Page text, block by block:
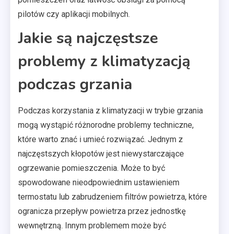
pilotów czy aplikacji mobilnych.
Jakie są najczęstsze
problemy z klimatyzacją
podczas grzania
Podczas korzystania z klimatyzacji w trybie grzania
mogą wystąpić różnorodne problemy techniczne,
które warto znać i umieć rozwiązać. Jednym z
najczęstszych kłopotów jest niewystarczające
ogrzewanie pomieszczenia. Może to być
spowodowane nieodpowiednim ustawieniem
termostatu lub zabrudzeniem filtrów powietrza, które
ogranicza przepływ powietrza przez jednostkę
wewnętrzną. Innym problemem może być